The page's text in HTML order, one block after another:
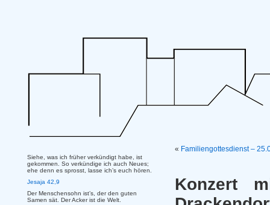
« Familiengottesdienst –
Konzert
Siehe, was ich früher verkündigt habe, ist
gekommen. So verkündige ich auch Neues;
ehe denn es sprosst, lasse ich’s euch hören.
Jesaja 42,9
Der Menschensohn ist’s, der den guten
Samen sät. Der Acker ist die Welt.